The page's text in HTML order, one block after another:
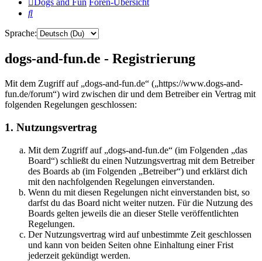
Dogs and Fun Foren-Übersicht
Suche
Sprache:
dogs-and-fun.de - Registrierung
Mit dem Zugriff auf „dogs-and-fun.de“ („https://www.dogs-and-
fun.de/forum“) wird zwischen dir und dem Betreiber ein Vertrag mit
folgenden Regelungen geschlossen:
1. Nutzungsvertrag
Mit dem Zugriff auf „dogs-and-fun.de“ (im Folgenden „das
Board“) schließt du einen Nutzungsvertrag mit dem Betreiber
des Boards ab (im Folgenden „Betreiber“) und erklärst dich
mit den nachfolgenden Regelungen einverstanden.
Wenn du mit diesen Regelungen nicht einverstanden bist, so
darfst du das Board nicht weiter nutzen. Für die Nutzung des
Boards gelten jeweils die an dieser Stelle veröffentlichten
Regelungen.
Der Nutzungsvertrag wird auf unbestimmte Zeit geschlossen
und kann von beiden Seiten ohne Einhaltung einer Frist
jederzeit gekündigt werden.